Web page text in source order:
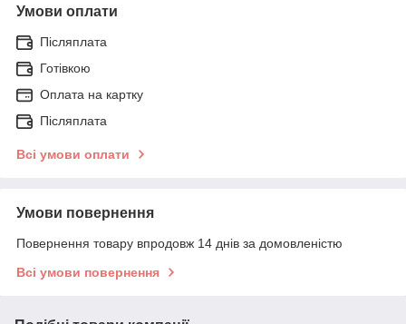
Умови оплати
Післяплата
Готівкою
Оплата на картку
Післяплата
Всі умови оплати
Умови повернення
Повернення товару впродовж 14 днів за домовленістю
Всі умови повернення